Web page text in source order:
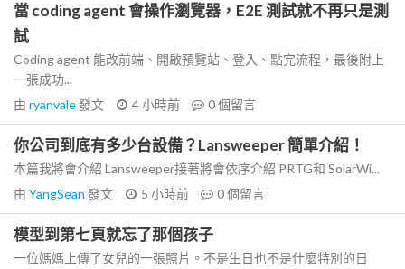
當 coding agent 會操作瀏覽器，E2E 測試就不再只是測
試
Coding agent 能改前端、開啟預覽站、登入、點完流程，最後附上
一張成功...
由 ryanvale發文 4 小時前 0個留言
你公司到底有多少台設備？Lansweeper 簡單介紹！
本篇我將會介紹 Lansweeper接著將會依序介紹 PRTG和 SolarWi...
由 YangSean 發文 5 小時前 0個留言
模型到第七頁就忘了那個孩子
一位媽媽上傳了女兒的一張照片。不是生日也不是什麼特別的日